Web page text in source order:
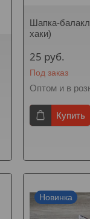
Шапка-
хаки)
25 руб.
Под заказ
Оптом и в
Купить
Новинка